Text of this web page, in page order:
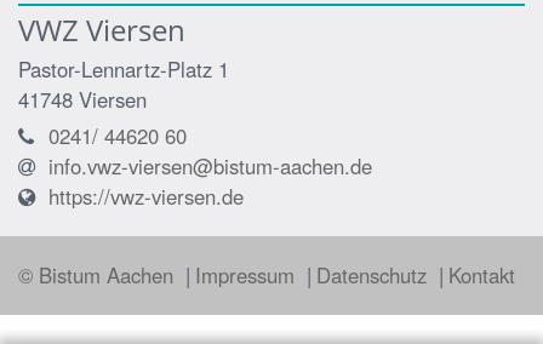
VWZ Viersen
Pastor-Lennartz-Platz 1
41748 Viersen
0241/ 44620 60
info.vwz-viersen@bistum-aachen.de
https://vwz-viersen.de
© Bistum Aachen Impressum Datenschutz Kontakt